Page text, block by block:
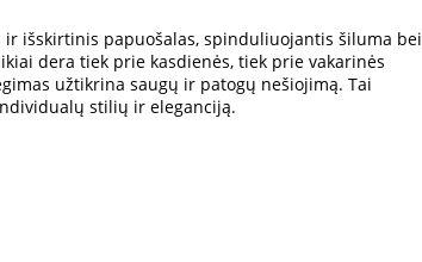
išskirtinis papuošalas, spinduliuojantis šiluma bei
dera tiek prie kasdienės, tiek prie vakarinės
užtikrina saugų ir patogų nešiojimą. Tai
stilių ir eleganciją.